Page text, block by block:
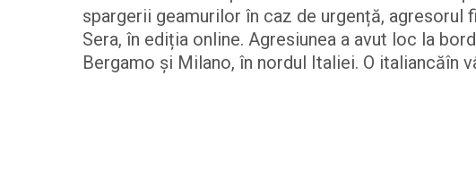
spargerii geamurilor în caz de urgență,
Sera, în ediția online. Agresiunea a avut loc la
Bergamo și Milano, în nordul Italiei. O italiancăîn